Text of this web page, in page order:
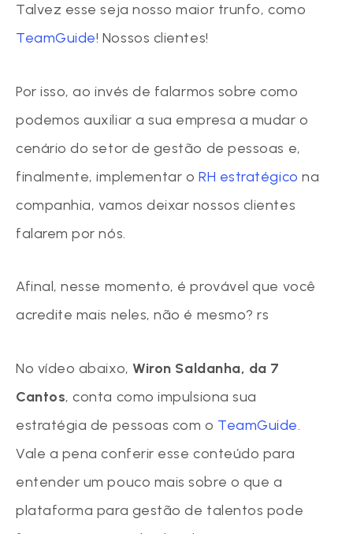
Talvez esse seja nosso maior trunfo, como
TeamGuide! Nossos clientes!
Por isso, ao invés de falarmos sobre como
podemos auxiliar a sua empresa a mudar o
cenário do setor de gestão de pessoas e,
finalmente, implementar oRH estratégico na
companhia, vamos deixar nossos clientes
falarem por nós.
Afinal, nesse momento, é provável que você
acredite mais neles, não é mesmo? rs
No vídeo abaixo, Wiron Saldanha, da 7
Cantos, conta como impulsiona sua
estratégia de pessoas com o TeamGuide.
Vale a pena conferir esse conteúdo para
entender um pouco mais sobre o que a
plataforma para gestão de talentos pode